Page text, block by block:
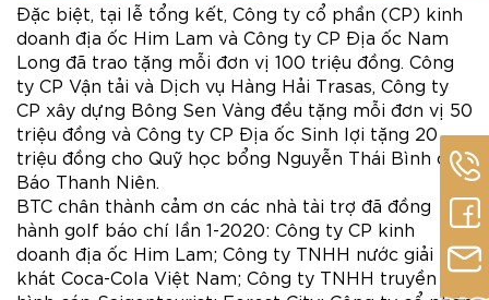
Đặc biệt, tại lễ tổng kết, Công ty cổ phần (CP) kinh
doanh địa ốc Him Lam và Công ty CP Địa ốc Nam
Long đã trao tặng mỗi đơn vị 100 triệu đồng. Công
ty CP Vận tải và Dịch vụ Hàng Hải Trasas, Công ty
CP xây dựng Bông Sen Vàng đều tặng mỗi đơn vị 50
triệu đồng và Công ty CP Địa ốc Sinh lợi tặng 20
triệu đồng cho Quỹ học bổng Nguyễn Thái Bình của
Báo Thanh Niên.
BTC chân thành cảm ơn các nhà tài trợ đã đồng
hành golf báo chí lần 1-2020: Công ty CP kinh
doanh địa ốc Him Lam; Công ty TNHH nước giải
khát Coca-Cola Việt Nam; Công ty TNHH truyền